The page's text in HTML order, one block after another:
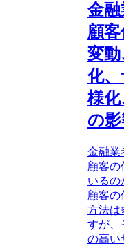
金
顧
変
化
様
の
金融業
顧客の
いるの
顧客の
方法は
すが、
の高い